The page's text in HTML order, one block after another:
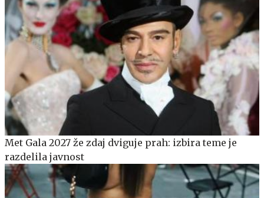
Met Gala 2027 že zdaj dviguje prah: izbira teme je
razdelila javnost